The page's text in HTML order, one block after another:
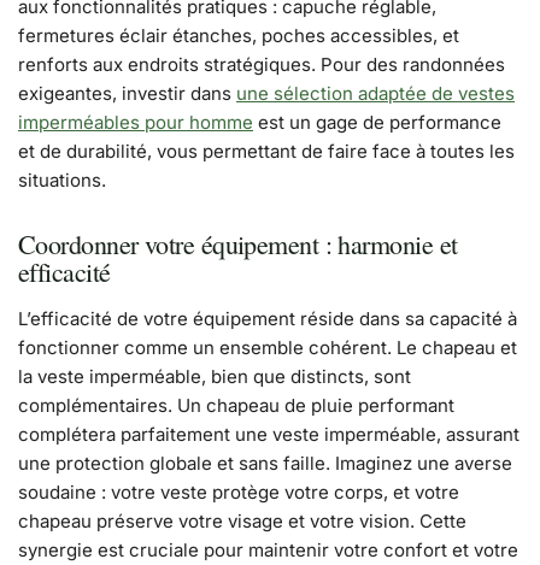
aux fonctionnalités pratiques : capuche réglable,
fermetures éclair étanches, poches accessibles, et
renforts aux endroits stratégiques. Pour des randonnées
exigeantes, investir dans une sélection adaptée de vestes
imperméables pour homme est un gage de performance
et de durabilité, vous permettant de faire face à toutes les
situations.
Coordonner votre équipement : harmonie et
efficacité
L’efficacité de votre équipement réside dans sa capacité à
fonctionner comme un ensemble cohérent. Le chapeau et
la veste imperméable, bien que distincts, sont
complémentaires. Un chapeau de pluie performant
complétera parfaitement une veste imperméable, assurant
une protection globale et sans faille. Imaginez une averse
soudaine : votre veste protège votre corps, et votre
chapeau préserve votre visage et votre vision. Cette
synergie est cruciale pour maintenir votre confort et votre